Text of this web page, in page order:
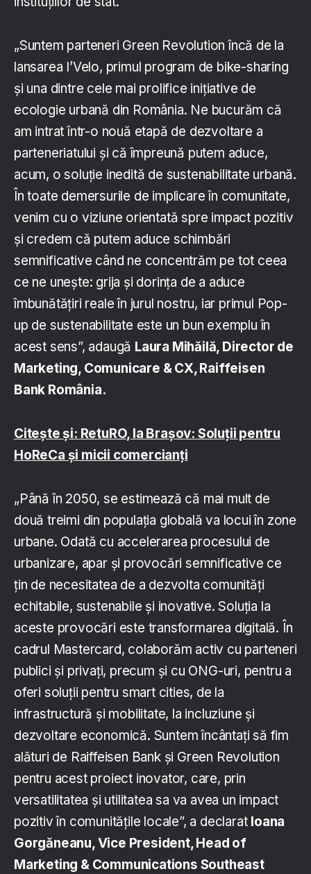
„Suntem parteneri Green Revolution încă de la
lansarea I’Velo, primul program de bike-sharing
și una dintre cele mai prolifice inițiative de
ecologie urbană din România. Ne bucurăm că
am intrat într-o nouă etapă de dezvoltare a
parteneriatului și că împreună putem aduce,
acum, o soluție inedită de sustenabilitate urbană.
În toate demersurile de implicare în comunitate,
venim cu o viziune orientată spre impact pozitiv
și credem că putem aduce schimbări
semnificative când ne concentrăm pe tot ceea
ce ne unește: grija și dorința de a aduce
îmbunătățiri reale în jurul nostru, iar primul Pop-
up de sustenabilitate este un bun exemplu în
acest sens”, adaugă Laura Mihăilă, Director de
Marketing, Comunicare & CX, Raiffeisen
Bank România.
Citește și: RetuRO, la Brașov: Soluții pentru
HoReCa și micii comercianți
„Până în 2050, se estimează că mai mult de
două treimi din populația globală va locui în zone
urbane. Odată cu accelerarea procesului de
urbanizare, apar și provocări semnificative ce
țin de necesitatea de a dezvolta comunități
echitabile, sustenabile și inovative. Soluția la
aceste provocări este transformarea digitală. În
cadrul Mastercard, colaborăm activ cu parteneri
publici și privați, precum și cu ONG-uri, pentru a
oferi soluții pentru smart cities, de la
infrastructură și mobilitate, la incluziune și
dezvoltare economică. Suntem încântați să fim
alături de Raiffeisen Bank și Green Revolution
pentru acest proiect inovator, care, prin
versatilitatea și utilitatea sa va avea un impact
pozitiv în comunitățile locale”, a declarat Ioana
Gorgăneanu, Vice President, Head of
Marketing & Communications Southeast